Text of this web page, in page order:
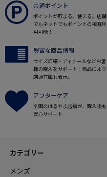
共通ポイント
ポイントが貯まる、使える。店舗
でもネットでもポイントの相互利
用可能！
豊富な商品情報
サイズ詳細・ディテールなどお客
様の購入をサポート！商品により
店頭在庫も表示。
アフターケア
全国のはるやま店舗が、購入後も
安心サポート
カテゴリー
メンズ